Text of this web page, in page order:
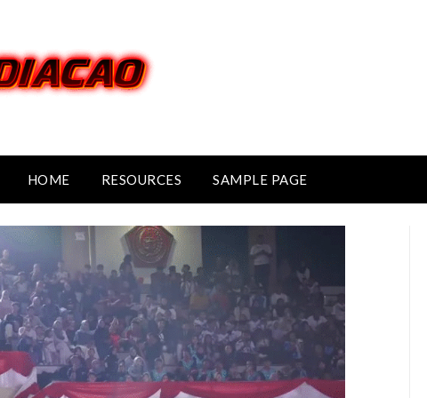
HOME RESOURCES SAMPLE PAGE